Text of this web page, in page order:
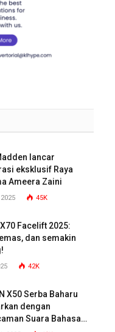
lancar
eksklusif Raya
Ameera Zaini
45K
Facelift 2025:
dan semakin
42K
X50 Serba Baharu
dengan
Suara Bahasa